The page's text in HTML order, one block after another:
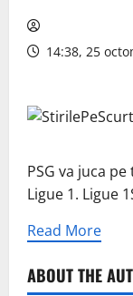
14:38, 25
PSG va juca
Ligue 1. Ligue
Read More
ABOUT THE